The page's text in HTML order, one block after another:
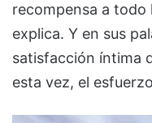
recompensa a todo
explica. Y en sus
satisfacción íntima
esta vez, el